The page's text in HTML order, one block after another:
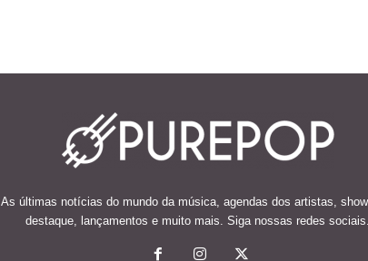
As últimas notícias do mundo da música, agendas dos artistas,
destaque, lançamentos e muito mais. Siga nossas redes sociais.